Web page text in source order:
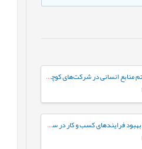
طراحی و پیاده‌سازی سیستم منابع انسانی در شرکت‌های کوچک و متوسط (SMEs) با رویکرد داده‌کاوی (مورد مطالعه: شرکت‌های کاشی و سرامیک استان یزد)
ارائه رویکرد تلفیقی جهت بهبود فرایندهای کسب و کار در سازمانهای خدماتی